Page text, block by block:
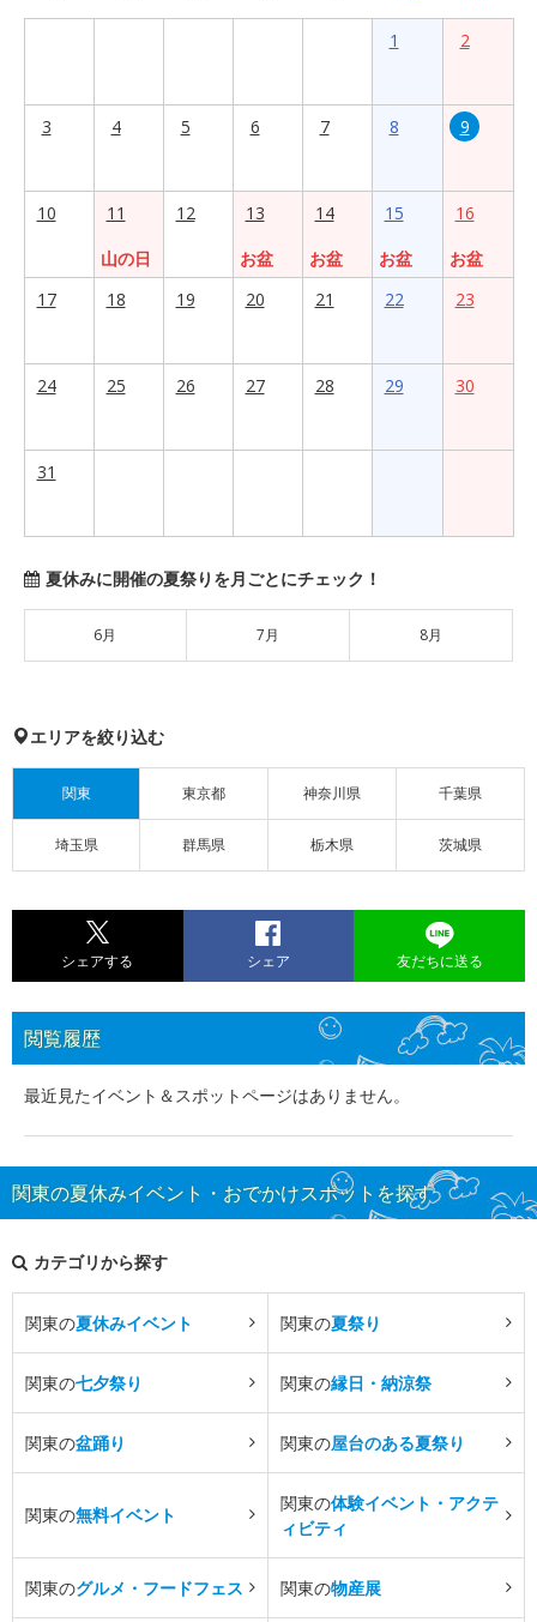
1 2
3 4 5 6 7 8 9
10
11
山の日
12
13
お盆
14
お盆
15
お盆
16
お盆
17
18 19 20 21 22 23
24 25 26 27 28 29 30
31
夏休みに開催の夏祭りを月ごとにチェック！
6月 7月 8月
エリアを絞り込む
関東 東京都 神奈川県 千葉県
埼玉県 群馬県 栃木県 茨城県
シェアする シェア 友だちに送る
閲覧履歴
最近見たイベント＆スポットページはありません。
関東の夏休みイベント・おでかけスポットを探す
カテゴリから探す
関東の夏休みイベント 関東の夏祭り
関東の七夕祭り 関東の縁日・納涼祭
関東の盆踊り 関東の屋台のある夏祭り
関東の無料イベント
関東の体験イベント・アクテ
ィビティ
関東のグルメ・フードフェス 関東の物産展